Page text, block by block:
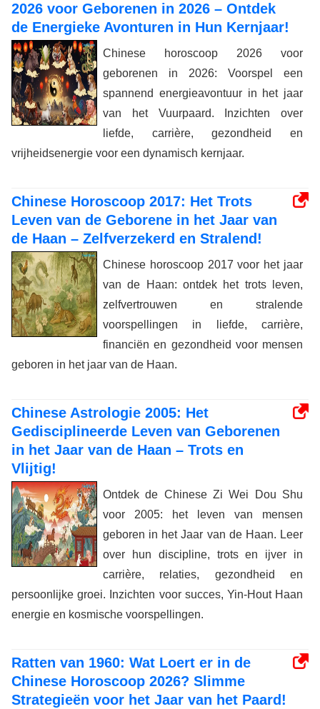
2026 voor Geborenen in 2026 – Ontdek
de Energieke Avonturen in Hun Kernjaar!
Chinese horoscoop 2026 voor
geborenen in 2026: Voorspel een
spannend energieavontuur in het jaar
van het Vuurpaard. Inzichten over
liefde, carrière, gezondheid en
vrijheidsenergie voor een dynamisch kernjaar.
Chinese Horoscoop 2017: Het Trots
Leven van de Geborene in het Jaar van
de Haan – Zelfverzekerd en Stralend!
Chinese horoscoop 2017 voor het jaar
van de Haan: ontdek het trots leven,
zelfvertrouwen en stralende
voorspellingen in liefde, carrière,
financiën en gezondheid voor mensen
geboren in het jaar van de Haan.
Chinese Astrologie 2005: Het
Gedisciplineerde Leven van Geborenen
in het Jaar van de Haan – Trots en
Vlijtig!
Ontdek de Chinese Zi Wei Dou Shu
voor 2005: het leven van mensen
geboren in het Jaar van de Haan. Leer
over hun discipline, trots en ijver in
carrière, relaties, gezondheid en
persoonlijke groei. Inzichten voor succes, Yin-Hout Haan
energie en kosmische voorspellingen.
Ratten van 1960: Wat Loert er in de
Chinese Horoscoop 2026? Slimme
Strategieën voor het Jaar van het Paard!